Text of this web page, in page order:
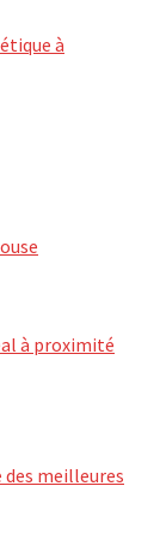
à
à proximité
des meilleures